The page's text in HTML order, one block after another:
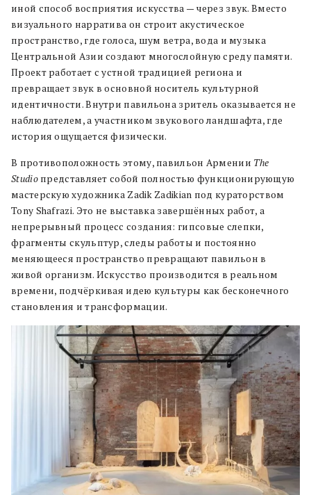
иной способ восприятия искусства — через звук. Вместо
визуального нарратива он строит акустическое
пространство, где голоса, шум ветра, вода и музыка
Центральной Азии создают многослойную среду памяти.
Проект работает с устной традицией региона и
превращает звук в основной носитель культурной
идентичности. Внутри павильона зритель оказывается не
наблюдателем, а участником звукового ландшафта, где
история ощущается физически.
В противоположность этому, павильон Армении The
Studioпредставляет собой полностью функционирующую
мастерскую художника Zadik Zadikian под кураторством
Tony Shafrazi. Это не выставка завершённых работ, а
непрерывный процесс создания: гипсовые слепки,
фрагменты скульптур, следы работы и постоянно
меняющееся пространство превращают павильон в
живой организм. Искусство производится в реальном
времени, подчёркивая идею культуры как бесконечного
становления и трансформации.